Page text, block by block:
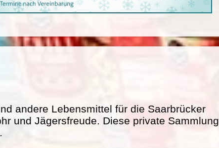
andere Lebensmittel für die Saarbrücker
und Jägersfreude. Diese private Sammlung